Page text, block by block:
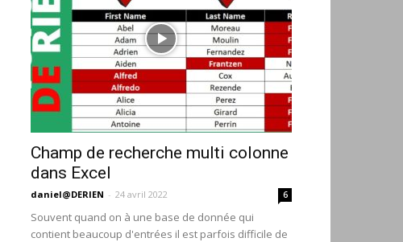
Champ de recherche multi colonne
dans Excel
daniel@DERIEN - 24 avril 2022 6
Souvent quand on à une base de donnée qui
contient beaucoup d'entrées il est parfois difficile de